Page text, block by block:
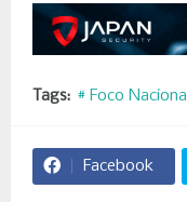
Tags: # Foco Nacional
Facebook